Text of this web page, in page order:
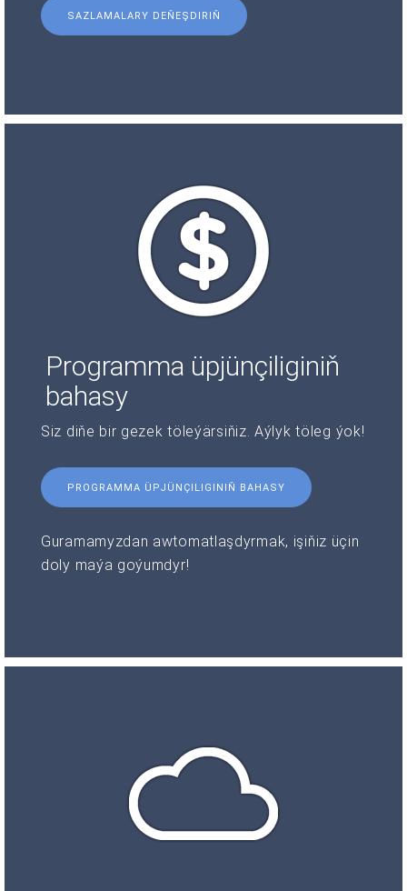
SAZLAMALARY DEŇEŞDIRIŇ
Programma üpjünçiliginiň
bahasy
Siz diňe bir gezek töleýärsiňiz. Aýlyk töleg ýok!
PROGRAMMA ÜPJÜNÇILIGINIŇ BAHASY
Guramamyzdan awtomatlaşdyrmak, işiňiz üçin
doly maýa goýumdyr!